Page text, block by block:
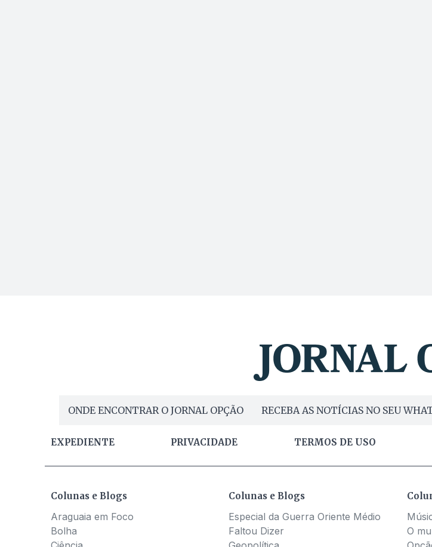
ONDE ENCONTRAR O JORNAL OPÇÃO RECEBA AS NOTÍCIAS NO SEU
EXPEDIENTE PRIVACIDADE TERMOS DE USO
Colunas e Blogs
Araguaia em Foco
Bolha
Colunas e Blogs
Especial da Guerra Oriente Médio
Faltou Dizer
O